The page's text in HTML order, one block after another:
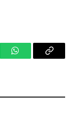
WhatsAppCopy